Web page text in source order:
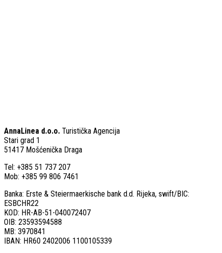
AnnaLinea d.o.o. Turistička Agencija
Stari grad 1
51417 Mošćenička Draga
Tel: +385 51 737 207
Mob: +385 99 806 7461
Banka: Erste & Steiermaerkische bank d.d. Rijeka, swift/BIC:
ESBCHR22
KOD: HR-AB-51-040072407
OIB: 23593594588
MB: 3970841
IBAN: HR60 2402006 1100105339